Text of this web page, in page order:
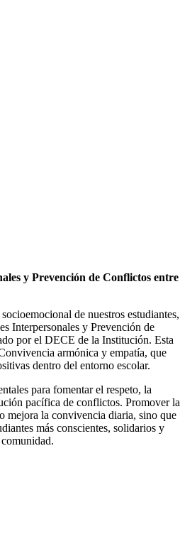
y Prevención de Conflictos entre
de nuestros estudiantes,
Interpersonales y Prevención de
por el DECE de la Institución. Esta
armónica y empatía, que
dentro del entorno escolar.
para fomentar el respeto, la
pacífica de conflictos. Promover la
mejora la convivencia diaria, sino que
más conscientes, solidarios y